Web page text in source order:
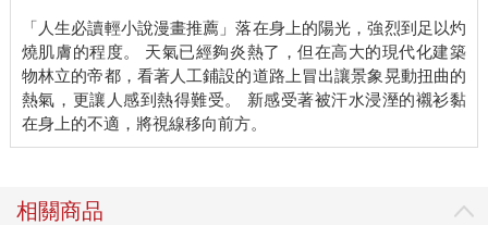
將她捲入、然後奪走。透過這樣的方式，新才能找出自己的存在
價值。
他堆出一個溫柔和善的笑容，和她正面相視。寬廣的宴客廳裡一
片寂靜。
間正中央的一床被褥而已。被褥上躺著一名年老的男子。
「人生必讀輕小說漫畫推薦」落在身上的陽光，強烈到足以灼
燒肌膚的程度。 天氣已經夠炎熱了，但在高大的現代化建築
物林立的帝都，看著人工鋪設的道路上冒出讓景象晃動扭曲的
熱氣，更讓人感到熱得難受。 新感受著被汗水浸溼的襯衫黏
相關商品